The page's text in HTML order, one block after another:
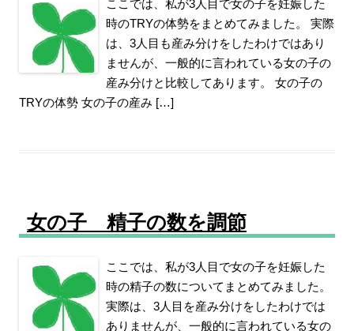
ここでは、私が3人目で女の子を妊娠した
時のTRYの体勢をまとめてみました。 実際
は、3人目も産み分けをしたわけではあり
ませんが、一般的に言われている女の子の
産み分けと比較してあります。 女の子の
TRYの体勢 女の子の産み […]
女の子 精子の数を調節
ここでは、私が3人目で女の子を妊娠した
時の精子の数についてまとめてみました。
実際は、3人目を産み分けをしたわけでは
ありませんが、一般的に言われている女の